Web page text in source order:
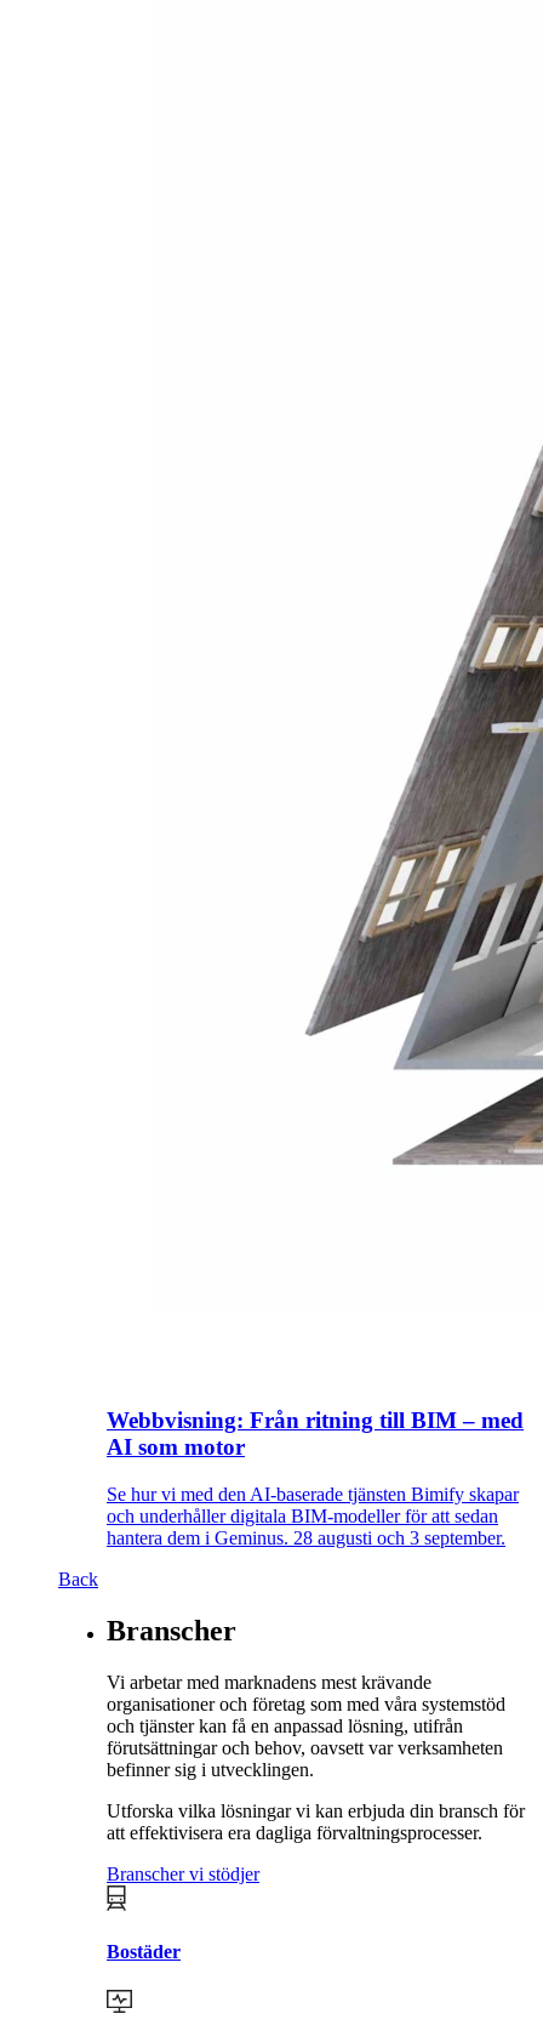
Webbvisning: Från ritning till BIM – med
AI som motor
Se hur vi med den AI-baserade tjänsten Bimify skapar
och underhåller digitala BIM-modeller för att sedan
hantera dem i Geminus. 28 augusti och 3 september.
Back
Branscher
Vi arbetar med marknadens mest krävande
organisationer och företag som med våra systemstöd
och tjänster kan få en anpassad lösning, utifrån
förutsättningar och behov, oavsett var verksamheten
befinner sig i utvecklingen.
Utforska vilka lösningar vi kan erbjuda din bransch för
att effektivisera era dagliga förvaltningsprocesser.
Branscher vi stödjer
Bostäder